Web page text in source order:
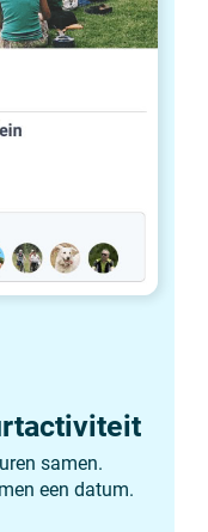
samen.
een datum.